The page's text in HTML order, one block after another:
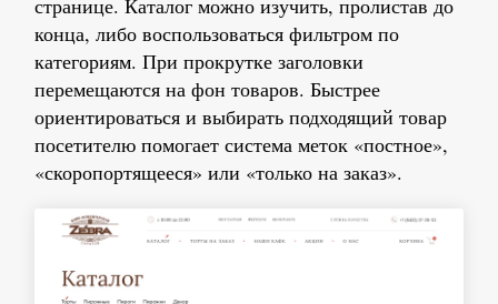
конца, либо воспользоваться фильтром по
категориям. При прокрутке заголовки
перемещаются на фон товаров. Быстрее
ориентироваться и выбирать подходящий товар
посетителю помогает система меток «постное»,
«скоропортящееся» или «только на заказ».